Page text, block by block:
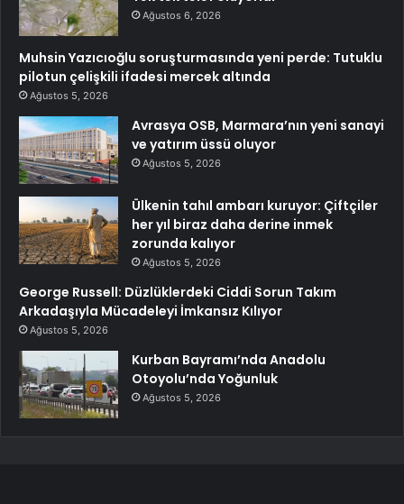
Ağustos 6, 2026
Muhsin Yazıcıoğlu soruşturmasında yeni perde: Tutuklu
pilotun çelişkili ifadesi mercek altında
Ağustos 5, 2026
Avrasya OSB, Marmara’nın yeni sanayi
ve yatırım üssü oluyor
Ağustos 5, 2026
Ülkenin tahıl ambarı kuruyor: Çiftçiler
her yıl biraz daha derine inmek
zorunda kalıyor
Ağustos 5, 2026
George Russell: Düzlüklerdeki Ciddi Sorun Takım
Arkadaşıyla Mücadeleyi İmkansız Kılıyor
Ağustos 5, 2026
Kurban Bayramı’nda Anadolu
Otoyolu’nda Yoğunluk
Ağustos 5, 2026